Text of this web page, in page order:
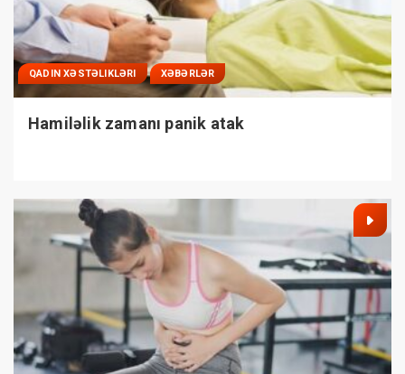
QADIN XƏSTƏLIKLƏRI XƏBƏRLƏR
Hamiləlik zamanı panik atak